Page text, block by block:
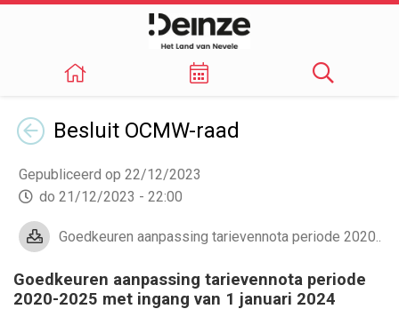
TerugBesluit OCMW-raad
Gepubliceerd op 22/12/2023
do 21/12/2023 - 22:00
Goedkeuren aanpassing tarievennota periode 2020..
Goedkeuren aanpassing tarievennota periode
2020-2025 met ingang van 1 januari 2024